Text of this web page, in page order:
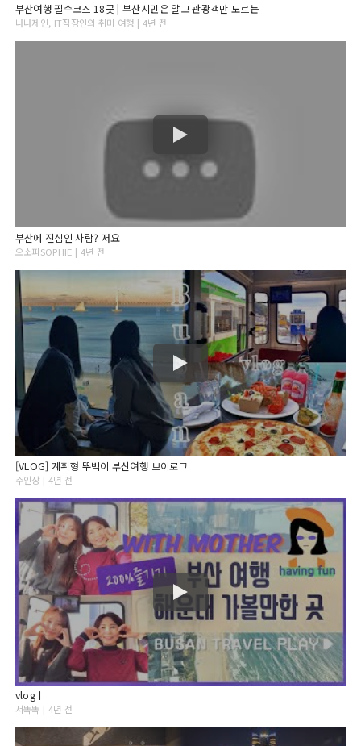
부산여행 필수코스 18곳 | 부산시민은 알고 관광객만 모르는
나나제인, IT직장인의 취미 여행 | 4년 전
부산에 진심인 사람? 저요
오소피SOPHIE | 4년 전
[VLOG] 계획형 뚜벅이 부산여행 브이로그
주인장 | 4년 전
vlogㅣ
서똑똑 | 4년 전